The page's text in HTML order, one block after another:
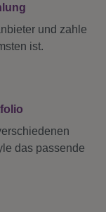
und zahle
ist.
das passende